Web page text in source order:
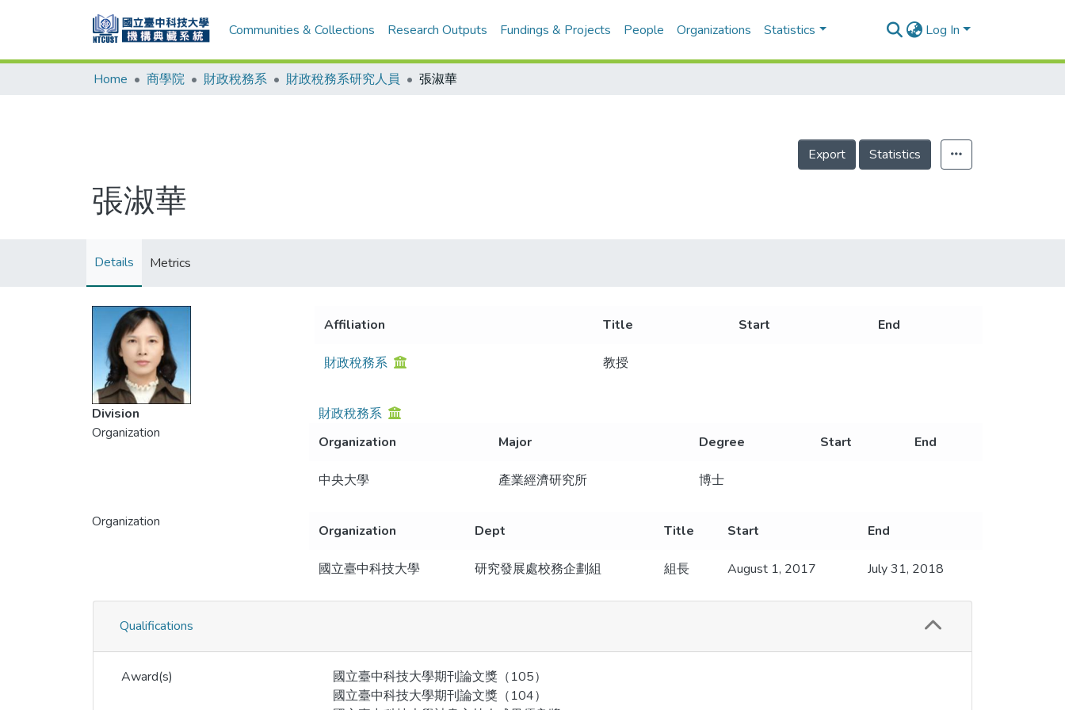
Communities & Collections Research Outputs Fundings & Projects People Organizations Statistics Log In
Home 商學院 財政稅務系 財政稅務系研究人員 張淑華
Export Statistics
張淑華
Details Metrics
Affiliation Title Start End
財政稅務系 教授
Division
財政稅務系
Organization
Organization Major Degree Start End
中央大學 產業經濟研究所 博士
Organization
Organization Dept Title Start End
國立臺中科技大學 研究發展處校務企劃組 組長 August 1, 2017 July 31, 2018
Qualifications
Award(s)
國立臺中科技大學期刊論文獎（105）
國立臺中科技大學期刊論文獎（104）